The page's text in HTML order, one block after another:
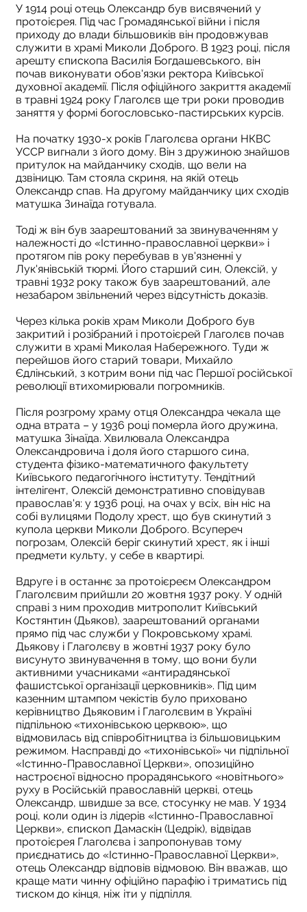
У 1914 році отець Олександр був висвячений у
протоієрея. Під час Громадянської війни і після
приходу до влади більшовиків він продовжував
служити в храмі Миколи Доброго. В 1923 році, після
арешту єпископа Василія Богдашевського, він
почав виконувати обов'язки ректора Київської
духовної академії. Після офіційного закриття академії
в травні 1924 року Глаголєв ще три роки проводив
заняття у формі богословсько-пастирських курсів.
На початку 1930-х років Глаголєва органи НКВС
УССР вигнали з його дому. Він з дружиною знайшов
притулок на майданчику сходів, що вели на
дзвіницю. Там стояла скриня, на якій отець
Олександр спав. На другому майданчику цих сходів
матушка Зинаїда готувала.
Тоді ж він був заарештований за звинуваченням у
належності до «Істинно-православної церкви» і
протягом пів року перебував в ув'язненні у
Лук'янівській тюрмі. Його старший син, Олексій, у
травні 1932 року також був заарештований, але
незабаром звільнений через відсутність доказів.
Через кілька років храм Миколи Доброго був
закритий і розібраний і протоієрей Глаголєв почав
служити в храмі Миколая Набережного. Туди ж
перейшов його старий товари, Михайло
Єдлінський, з котрим вони під час Першої російської
революції втихомирювали погромників.
Після розгрому храму отця Олександра чекала ще
одна втрата – у 1936 році померла його дружина,
матушка Зінаїда. Хвилювала Олександра
Олександровича і доля його старшого сина,
студента фізико-математичного факультету
Київського педагогічного інституту. Тендітний
інтелігент, Олексій демонстративно сповідував
православ'я: у 1936 році, на очах у всіх, він ніс на
собі вулицями Подолу хрест, що був скинутий з
купола церкви Миколи Доброго. Всупереч
погрозам, Олексій беріг скинутий хрест, як і інші
предмети культу, у себе в квартирі.
Вдруге і в останнє за протоієреєм Олександром
Глаголєвим прийшли 20 жовтня 1937 року. У одній
справі з ним проходив митрополит Київський
Костянтин (Дьяков), заарештований органами
прямо під час служби у Покровському храмі.
Дьякову і Глаголєву в жовтні 1937 року було
висунуто звинувачення в тому, що вони були
активними учасниками «антирадянської
фашистської організації церковників». Під цим
казенним штампом чекістів було приховано
керівництво Дьяковим і Глаголєвим в Україні
підпільною «тихонівською церквою», що
відмовилась від співробітництва із більшовицьким
режимом. Насправді до «тихонівської» чи підпільної
«Істинно-Православної Церкви», опозиційно
настроєної відносно прорадянського «новітнього»
руху в Російській православній церкві, отець
Олександр, швидше за все, стосунку не мав. У 1934
році, коли один із лідерів «Істинно-Православної
Церкви», єпископ Дамаскін (Цедрік), відвідав
протоієрея Глаголєва і запропонував тому
приєднатись до «Істинно-Православної Церкви»,
отець Олександр відповів відмовою. Він вважав, що
краще мати чинну офіційно парафію і триматись під
тиском до кінця, ніж іти у підпілля.